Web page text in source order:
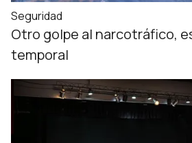
Seguridad
Otro golpe al narcotráfico,
temporal